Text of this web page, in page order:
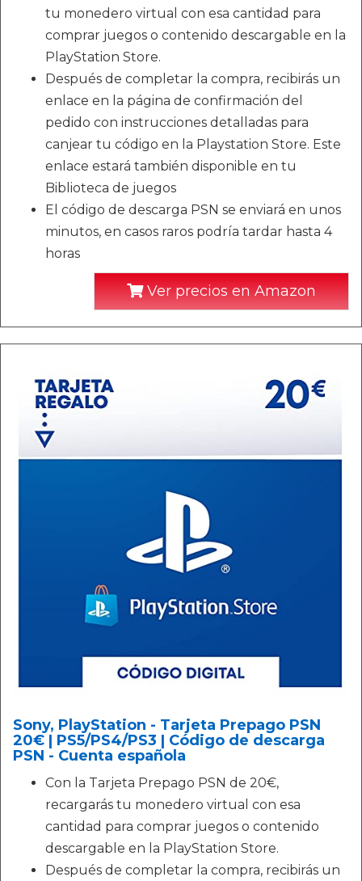
tu monedero virtual con esa cantidad para
comprar juegos o contenido descargable en la
PlayStation Store.
Después de completar la compra, recibirás un
enlace en la página de confirmación del
pedido con instrucciones detalladas para
canjear tu código en la Playstation Store. Este
enlace estará también disponible en tu
Biblioteca de juegos
El código de descarga PSN se enviará en unos
minutos, en casos raros podría tardar hasta 4
horas
Ver precios en Amazon
Sony, PlayStation - Tarjeta Prepago PSN
20€ | PS5/PS4/PS3 | Código de descarga
PSN - Cuenta española
Con la Tarjeta Prepago PSN de 20€,
recargarás tu monedero virtual con esa
cantidad para comprar juegos o contenido
descargable en la PlayStation Store.
Después de completar la compra, recibirás un